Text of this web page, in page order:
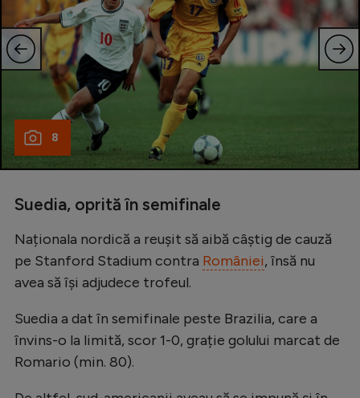
8
Suedia, oprită în semifinale
Naționala nordică a reușit să aibă câștig de cauză
pe Stanford Stadium contra României, însă nu
avea să își adjudece trofeul.
Suedia a dat în semifinale peste Brazilia, care a
învins-o la limită, scor 1-0, grație golului marcat de
Romario (min. 80).